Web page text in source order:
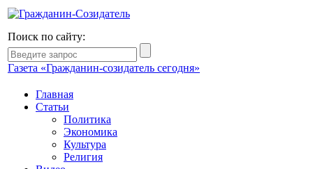
Поиск по сайту:
Газета «Гражданин-созидатель сегодня»
Главная
Статьи
Политика
Экономика
Культура
Религия